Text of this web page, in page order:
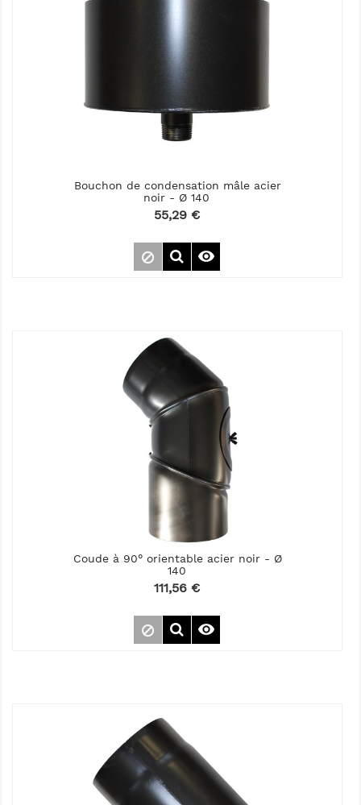
Bouchon de condensation mâle acier
noir - Ø 140
Prix
55,29 €

Coude à 90° orientable acier noir - Ø
140
Prix
111,56 €
